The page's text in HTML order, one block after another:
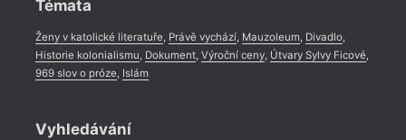
Témata
Ženy v katolické literatuře, Právě vychází, Mauzoleum, Divadlo,
Historie kolonialismu, Dokument, Výroční ceny, Útvary Sylvy Ficové,
969 slov o próze, Islám
Vyhledávání